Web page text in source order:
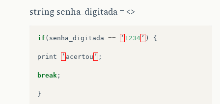
string senha_digitada = <>
if ( senha_digitada == ‘ 1234 ’ ) {
print ‘ acertou ’ ;
break ;
}